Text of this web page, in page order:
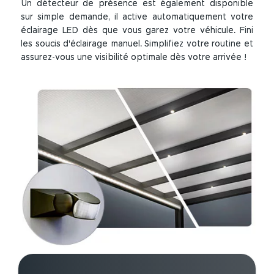
Un détecteur de présence est également disponible
sur simple demande, il active automatiquement votre
éclairage LED dès que vous garez votre véhicule. Fini
les soucis d'éclairage manuel. Simplifiez votre routine et
assurez-vous une visibilité optimale dès votre arrivée !